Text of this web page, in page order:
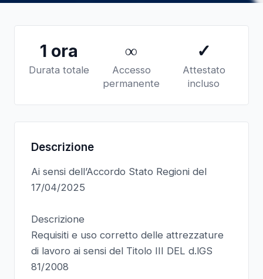
1 ora
Durata totale
∞
Accesso
permanente
✓
Attestato
incluso
Descrizione
Ai sensi dell’Accordo Stato Regioni del
17/04/2025
Descrizione
Requisiti e uso corretto delle attrezzature
di lavoro ai sensi del Titolo III DEL d.lGS
81/2008